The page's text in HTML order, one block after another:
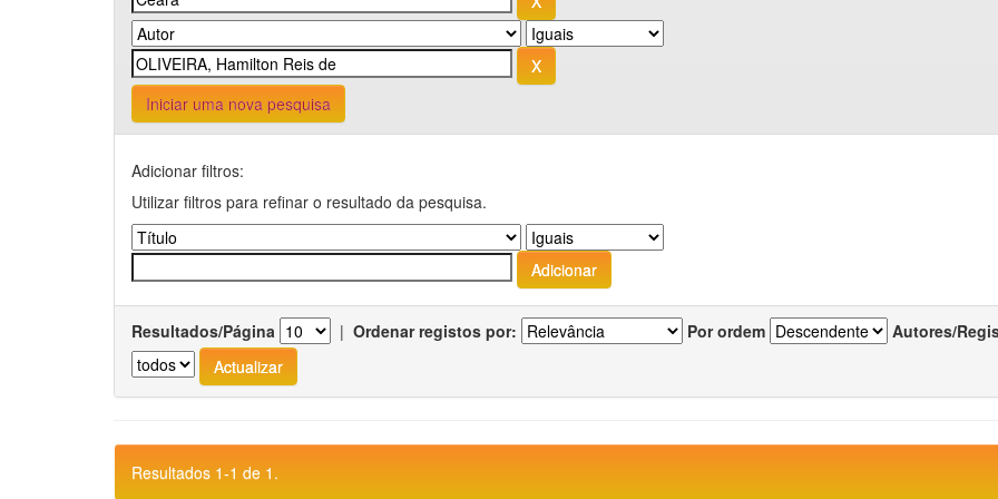
Iniciar uma nova pesquisa
Adicionar filtros:
Utilizar filtros para refinar o resultado da pesquisa.
Resultados/Página | Ordenar registos por: Por ordem Autores/
Resultados 1-1 de 1.